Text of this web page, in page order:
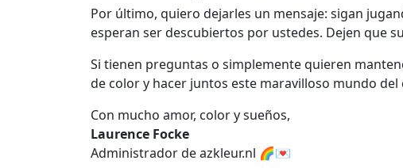
Por último, quiero dejarles un mensaje: sigan
esperan ser descubiertos por ustedes. Dejen que
Si tienen preguntas o simplemente quieren
de color y hacer juntos este maravilloso mundo
Con mucho amor, color y sueños,
Laurence Focke
Administrador de azkleur.nl 🌈💌